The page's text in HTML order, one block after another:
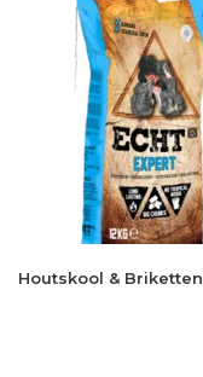
Houtskool & Briketten